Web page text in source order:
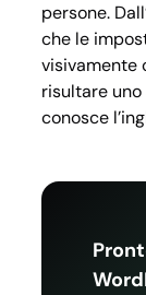
persone.
che le
visivamente
risultare
conosce